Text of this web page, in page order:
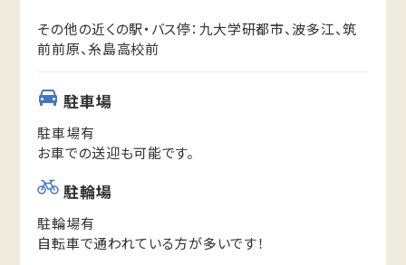
その他の近くの駅・バス停：九大学研都市、波多江、筑
前前原、糸島高校前
駐車場
駐車場有
お車での送迎も可能です。
駐輪場
駐輪場有
自転車で通われている方が多いです！